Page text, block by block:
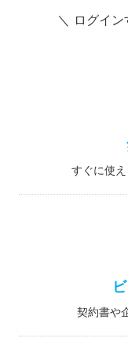
＼ ログイ
すぐに使
契約書や